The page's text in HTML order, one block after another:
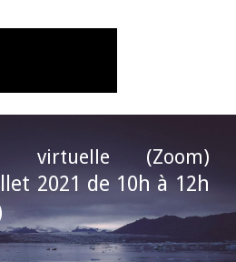
virtuelle (Zoom)
2021 de 10h à 12h